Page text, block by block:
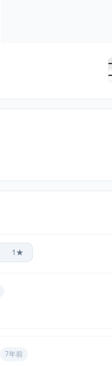
1★
7年前